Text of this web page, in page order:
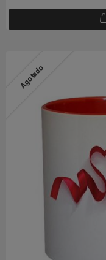
Agotado